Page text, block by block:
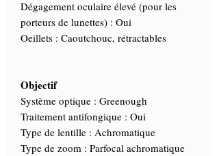
Dégagement oculaire élevé (pour les
porteurs de lunettes) : Oui
Oeillets : Caoutchouc, rétractables
Objectif
Système optique : Greenough
Traitement antifongique : Oui
Type de lentille : Achromatique
Type de zoom : Parfocal achromatique